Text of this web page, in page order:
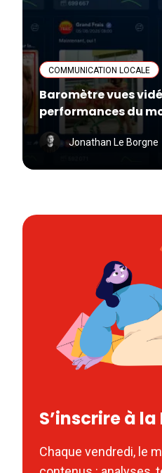
COMMUNICATION LOCALE
Baromètre vues
performances du
Jonathan Le Borgne
S’inscrire à
Chaque vendredi, le